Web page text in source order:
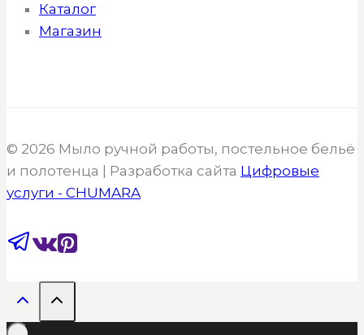
Каталог
Магазин
© 2026 Мыло ручной работы, постельное бельё
и полотенца | Разработка сайта Цифровые
услуги - CHUMARA